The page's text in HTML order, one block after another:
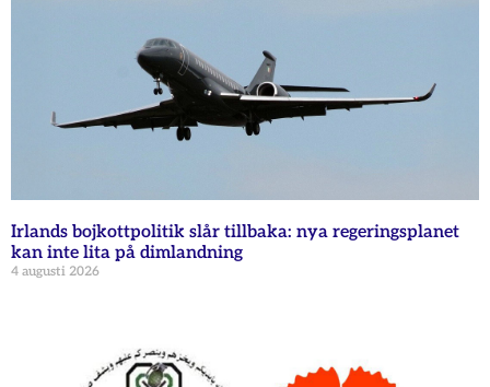
Irlands bojkottpolitik slår tillbaka: nya regeringsplanet
kan inte lita på dimlandning
4 augusti 2026